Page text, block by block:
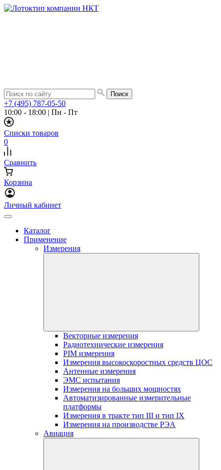
+7 (495) 787-05-50
10:00 - 18:00 | Пн - Пт
Списки товаров
0
Сравнить
Корзина
Личный кабинет
Каталог
Применение
Измерения
Векторные измерения
Радиотехнические измерения
PIM измерения
Измерения высокоскоростных средств ЦОС
Антенные измерения
ЭМС испытания
Измерения на больших мощностях
Автоматизированные измерительные
платформы
Измерения в тракте тип III и тип IX
Измерения на производстве РЭА
Авиация